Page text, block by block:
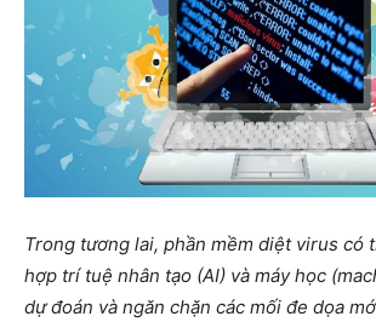
Trong tương lai, phần mềm diệt virus có
hợp trí tuệ nhân tạo (AI) và máy học
dự đoán và ngăn chặn các mối đe dọa